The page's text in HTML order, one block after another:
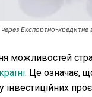
Експортно-
можливостей
. Це означає,
інвестиційних